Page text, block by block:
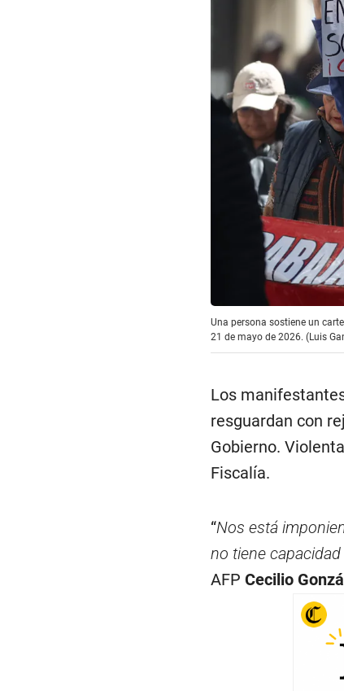
Una persona sostiene un
21 de mayo de 2026. (Luis
Los
resguardan con
Gobierno.
Fiscalía.
“Nos está
no tiene
AFP Cecilio